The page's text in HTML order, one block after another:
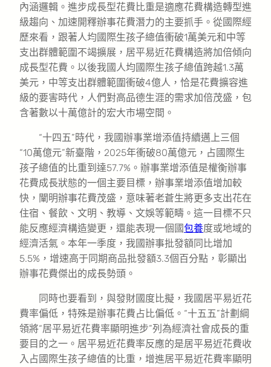
內涵邏輯。進步成長型花費比重是適應花費構造轉型進
級趨向、加速開釋辦事花費潛力的主要抓手。從國際經
歷來看，跟著人均國際生孩子總值衝破1萬美元和中等
支出群體範圍不竭擴展，居平易近花費構造將加倍傾向
成長型花費。以後我國人均國際生孩子總值跨越1.3萬
美元，中等支出群體範圍衝破4億人，恰是花費擴容進
級的要害時代，人們對高品德生涯的需求加倍茂盛，包
含著數以十萬億計的宏大市場空間。
“十四五”時代，我國辦事業增添值持續邁上三個
“10萬億元”新臺階，2025年衝破80萬億元，占國際生
孩子總值的比重到達57.7%。辦事業增添值是權衡辦事
花費成長狀態的一個主要目標，辦事業增添值增加較
快，闡明辦事花費茂盛，意味著老蒼生將更多支出花在
住宿、餐飲、文明、教導、文娛等範疇。這一目標不只
能反應經濟構造變更，還能表現一個國包養度或地域的
經濟活氣。本年一季度，我國辦事批發額同比增加
5.5%，增速高于同期商品批發額3.3個百分點，彰顯出
辦事花費傑出的成長勢頭。
同時也要看到，與發財國度比擬，我國居平易近花
費率偏低，特殊是辦事花費占比偏低。“十五五”計劃綱
領將“居平易近花費率顯明進步”列為經濟社會成長的重
要目的之一。居平易近花費率反應的是居平易近花費收
入占國際生孩子總值的比重，增進居平易近花費率顯明